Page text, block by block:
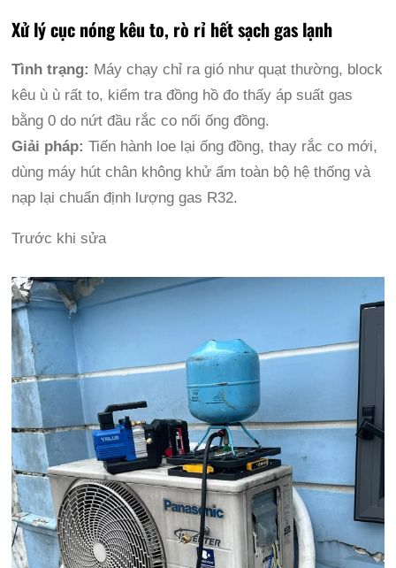
Xử lý cục nóng kêu to, rò rỉ hết sạch gas lạnh
Tình trạng: Máy chạy chỉ ra gió như quạt thường, block
kêu ù ù rất to, kiểm tra đồng hồ đo thấy áp suất gas
bằng 0 do nứt đầu rắc co nối ống đồng.
Giải pháp: Tiến hành loe lại ống đồng, thay rắc co mới,
dùng máy hút chân không khử ẩm toàn bộ hệ thống và
nạp lại chuẩn định lượng gas R32.
Trước khi sửa